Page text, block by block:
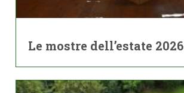
Le mostre dell’estate 2026